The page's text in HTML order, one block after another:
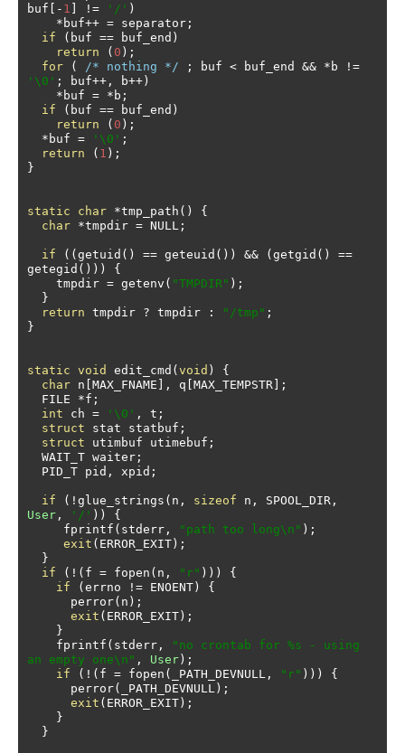
buf [- 1 != '/' )
* buf++ = separator ;
if
( buf == buf_end )
return
( 0 );
for
( /* nothing */ ; buf < buf_end && * b
!=
'\0' ; buf++, b++)
* buf = * b ;
if
( buf == buf_end )
return
( 0 );
* buf = '\0' ;
return
( 1 );
}
static char *tmp_path ()
{
char *tmpdir = NULL ;
if (( getuid () == geteuid ()) && ( getgid ()
==
getegid ()))
{
    tmpdir
= getenv ( "TMPDIR" );
}
return tmpdir ? tmpdir : "/tmp" ;
}
static void edit_cmd ( void )
{
char n MAX_FNAME ], q MAX_TEMPSTR ];
  FILE
*f ;
int ch = '\0' , t ;
struct stat statbuf ;
struct utimbuf utimebuf ;
  WAIT_T waiter
;
  PID_T pid
, xpid ;
if (! glue_strings ( n , sizeof n , SPOOL_DIR ,
User , '/' ))
{
     fprintf
( stderr , "path too long\n" );
exit ( ERROR_EXIT );
}
if
(!( f = fopen ( n , "r" )))
{
if
( errno != ENOENT )
{
      perror
( n );
exit ( ERROR_EXIT );
}
    fprintf
( stderr ,
"no crontab for %s - using
an empty one\n" , User );
if
(!( f = fopen ( _PATH_DEVNULL , "r" )))
{
      perror
( _PATH_DEVNULL );
exit ( ERROR_EXIT );
}
}